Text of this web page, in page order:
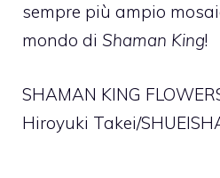
sempre più ampio
mondo di Shaman King!
SHAMAN KING
Hiroyuki Takei/